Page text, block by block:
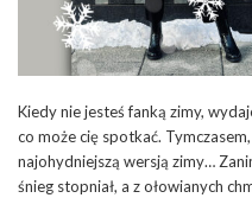
Kiedy nie jesteś fanką zimy,
co może cię spotkać.
najohydniejszą wersją zimy…
śnieg stopniał, a z ołowianych